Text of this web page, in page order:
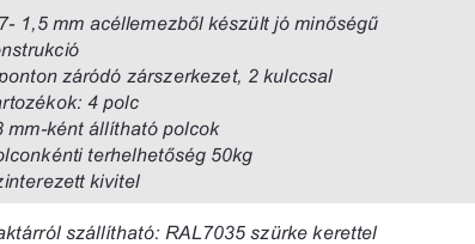
1,5 mm acéllemezbõl készült jó minõségû
záródó zárszerkezet, 2 kulccsal
4 polc
mm-ként állítható polcok
terhelhetõség 50kg
kivitel
szállítható: RAL7035 szürke kerettel